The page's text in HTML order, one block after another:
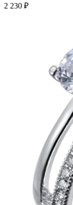
странице
товара.
2 230 ₽